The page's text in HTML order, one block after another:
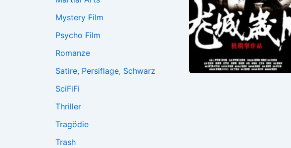
Mystery Film
Psycho Film
Romanze
Satire, Persiflage, Schwarz
SciFiFi
Thriller
Tragödie
Trash